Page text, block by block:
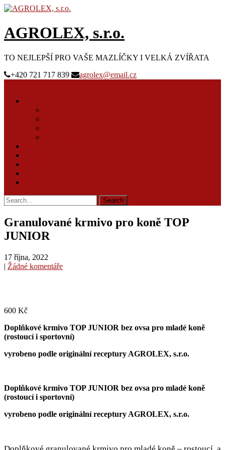
AGROLEX, s.r.o.
TO NEJLEPŠÍ PRO VAŠE MAZLÍČKY I VELKÁ ZVÍŘATA
+420 721 717 839
agrolex@email.cz
Granulované krmivo pro koně TOP
JUNIOR
17 října, 2022
| Žádné komentáře
600 Kč
Doplňkové krmivo TOP JUNIOR bez ovsa pro mladé koně
(rostoucí i sportovní)
vyrobeno podle originální receptury AGROLEX, s.r.o.
Doplňkové krmivo TOP JUNIOR bez ovsa pro mladé koně
(rostoucí i sportovní)
vyrobeno podle originální receptury AGROLEX, s.r.o.